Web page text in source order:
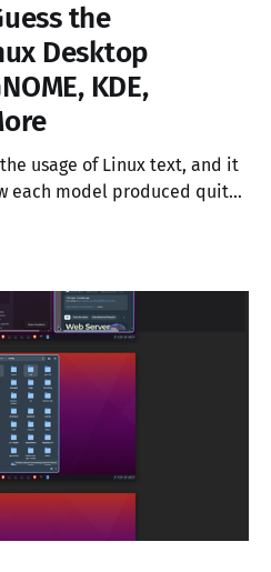
the
Desktop
KDE,
usage of Linux text, and it
each model produced quite